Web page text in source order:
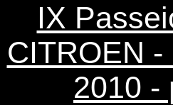
IX
CITROEN -
2010 -